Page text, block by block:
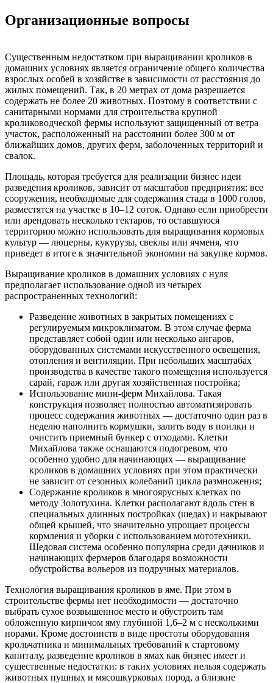
Организационные вопросы
Существенным недостатком при выращивании кроликов в
домашних условиях является ограничение общего количества
взрослых особей в хозяйстве в зависимости от расстояния до
жилых помещений. Так, в 20 метрах от дома разрешается
содержать не более 20 животных. Поэтому в соответствии с
санитарными нормами для строительства крупной
кролиководческой фермы используют защищенный от ветра
участок, расположенный на расстоянии более 300 м от
ближайших домов, других ферм, заболоченных территорий и
свалок.
Площадь, которая требуется для реализации бизнес идеи
разведения кроликов, зависит от масштабов предприятия: все
сооружения, необходимые для содержания стада в 1000 голов,
разместятся на участке в 10–12 соток. Однако если приобрести
или арендовать несколько гектаров, то оставшуюся
территорию можно использовать для выращивания кормовых
культур — люцерны, кукурузы, свеклы или ячменя, что
приведет в итоге к значительной экономии на закупке кормов.
Выращивание кроликов в домашних условиях с нуля
предполагает использование одной из четырех
распространенных технологий:
Разведение животных в закрытых помещениях с
регулируемым микроклиматом. В этом случае ферма
представляет собой один или несколько ангаров,
оборудованных системами искусственного освещения,
отопления и вентиляции. При небольших масштабах
производства в качестве такого помещения используется
сарай, гараж или другая хозяйственная постройка;
Использование мини-ферм Михайлова. Такая
конструкция позволяет полностью автоматизировать
процесс содержания животных — достаточно один раз в
неделю наполнить кормушки, залить воду в поилки и
очистить приемный бункер с отходами. Клетки
Михайлова также оснащаются подогревом, что
особенно удобно для начинающих — выращивание
кроликов в домашних условиях при этом практически
не зависит от сезонных колебаний цикла размножения;
Содержание кроликов в многоярусных клетках по
методу Золотухина. Клетки располагают вдоль стен в
специальных длинных постройках (шедах) и накрывают
общей крышей, что значительно упрощает процессы
кормления и уборки с использованием мототехники.
Шедовая система особенно популярна среди дачников и
начинающих фермеров благодаря возможности
обустройства вольеров из подручных материалов.
Технология выращивания кроликов в яме. При этом в
строительстве фермы нет необходимости — достаточно
выбрать сухое возвышенное место и обустроить там
обложенную кирпичом яму глубиной 1,6–2 м с несколькими
норами. Кроме достоинств в виде простоты оборудования
крольчатника и минимальных требований к стартовому
капиталу, разведение кроликов в ямах как бизнес имеет и
существенные недостатки: в таких условиях нельзя содержать
животных пушных и мясошкурковых пород, а близкие